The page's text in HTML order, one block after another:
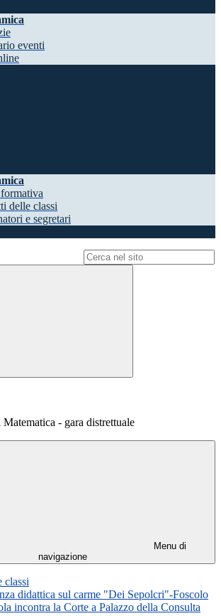
eventi
delle classi
e segretari
- gara distrettuale
Menu di
navigazione
classi
didattica sul carme "Dei Sepolcri"-Foscolo
incontra la Corte a Palazzo della Consulta